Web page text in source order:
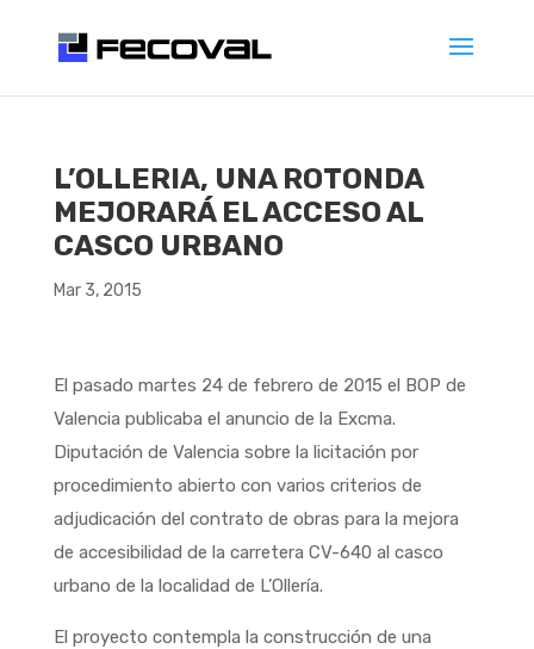
L’OLLERIA, UNA ROTONDA
MEJORARÁ EL ACCESO AL
CASCO URBANO
Mar 3, 2015
El pasado martes 24 de febrero de 2015 el BOP de
Valencia publicaba el anuncio de la Excma.
Diputación de Valencia sobre la licitación por
procedimiento abierto con varios criterios de
adjudicación del contrato de obras para la mejora
de accesibilidad de la carretera CV-640 al casco
urbano de la localidad de L’Ollería.
El proyecto contempla la construcción de una